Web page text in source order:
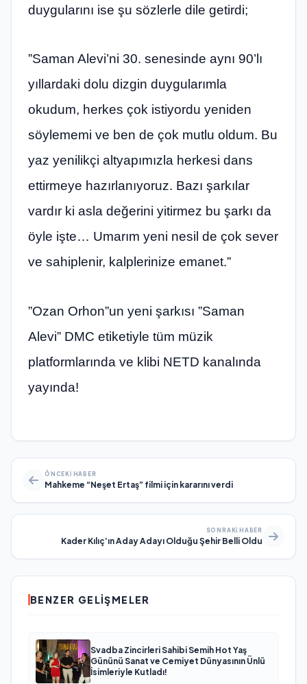
duygularını ise şu sözlerle dile getirdi;
”Saman Alevi’ni 30. senesinde aynı 90’lı
yıllardaki dolu dizgin duygularımla
okudum, herkes çok istiyordu yeniden
söylememi ve ben de çok mutlu oldum. Bu
yaz yenilikçi altyapımızla herkesi dans
ettirmeye hazırlanıyoruz. Bazı şarkılar
vardır ki asla değerini yitirmez bu şarkı da
öyle işte… Umarım yeni nesil de çok sever
ve sahiplenir, kalplerinize emanet.”
”Ozan Orhon”un yeni şarkısı ”Saman
Alevi” DMC etiketiyle tüm müzik
platformlarında ve klibi NETD kanalında
yayında!
ÖNCEKI HABER
Mahkeme “Neşet Ertaş” filmi için kararını verdi
SONRAKI HABER
Kader Kılıç’ın Aday Adayı Olduğu Şehir Belli Oldu
BENZER GELIŞMELER
Svadba Zincirleri Sahibi Semih Hot Yaş
Gününü Sanat ve Cemiyet Dünyasının Ünlü
İsimleriyle Kutladı!